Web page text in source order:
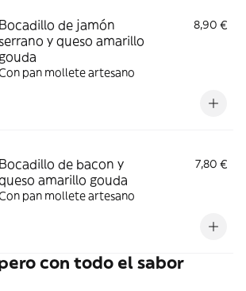
Bocadillo de jamón
serrano y queso amarillo
gouda
8,90 €
pan mollete artesano
Bocadillo de bacon y
amarillo gouda
7,80 €
pan mollete artesano
con todo el sabor